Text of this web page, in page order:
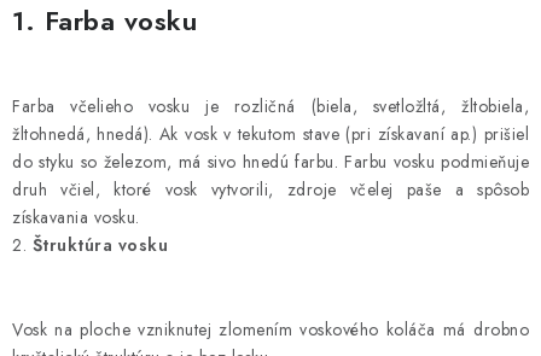
1. Farba vosku
Farba včelieho vosku je rozličná (biela, svetložltá, žltobiela,
žltohnedá, hnedá). Ak vosk v tekutom stave (pri získavaní ap.) prišiel
do styku so železom, má sivo hnedú farbu. Farbu vosku podmieňuje
druh včiel, ktoré vosk vytvorili, zdroje včelej paše a spôsob
získavania vosku.
2. Štruktúra vosku
Vosk na ploche vzniknutej zlomením voskového koláča má drobno